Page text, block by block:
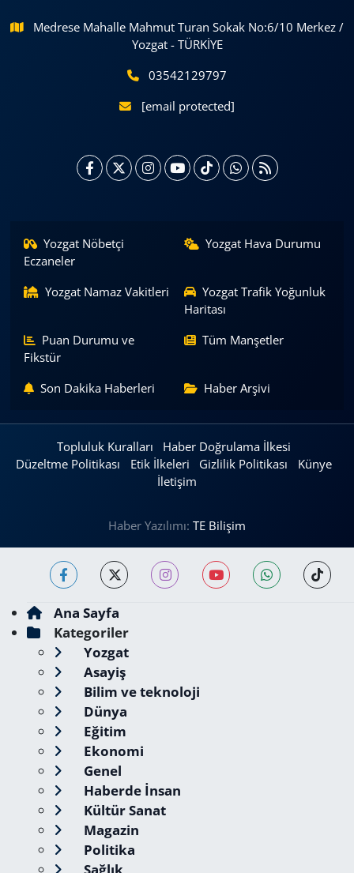
Medrese Mahalle Mahmut Turan Sokak No:6/10 Merkez /
Yozgat - TÜRKİYE
03542129797
[email protected]
Yozgat Nöbetçi
Eczaneler
Yozgat Hava Durumu
Yozgat Namaz Vakitleri
Yozgat Trafik Yoğunluk
Haritası
Puan Durumu ve
Fikstür
Tüm Manşetler
Son Dakika Haberleri Haber Arşivi
Topluluk Kuralları
Haber Doğrulama İlkesi
Düzeltme Politikası
Etik İlkeleri Gizlilik Politikası
Künye
İletişim
Haber Yazılımı: TE Bilişim
Ana Sayfa
Kategoriler
Yozgat
Asayiş
Bilim ve teknoloji
Dünya
Eğitim
Ekonomi
Genel
Haberde İnsan
Kültür Sanat
Magazin
Politika